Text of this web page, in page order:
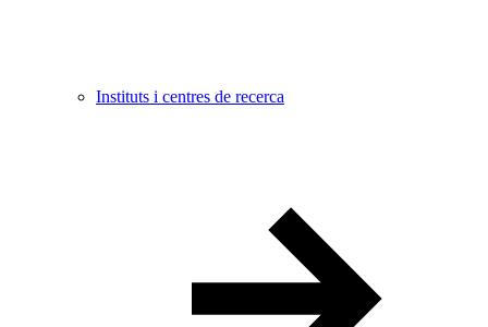
Instituts i centres de recerca